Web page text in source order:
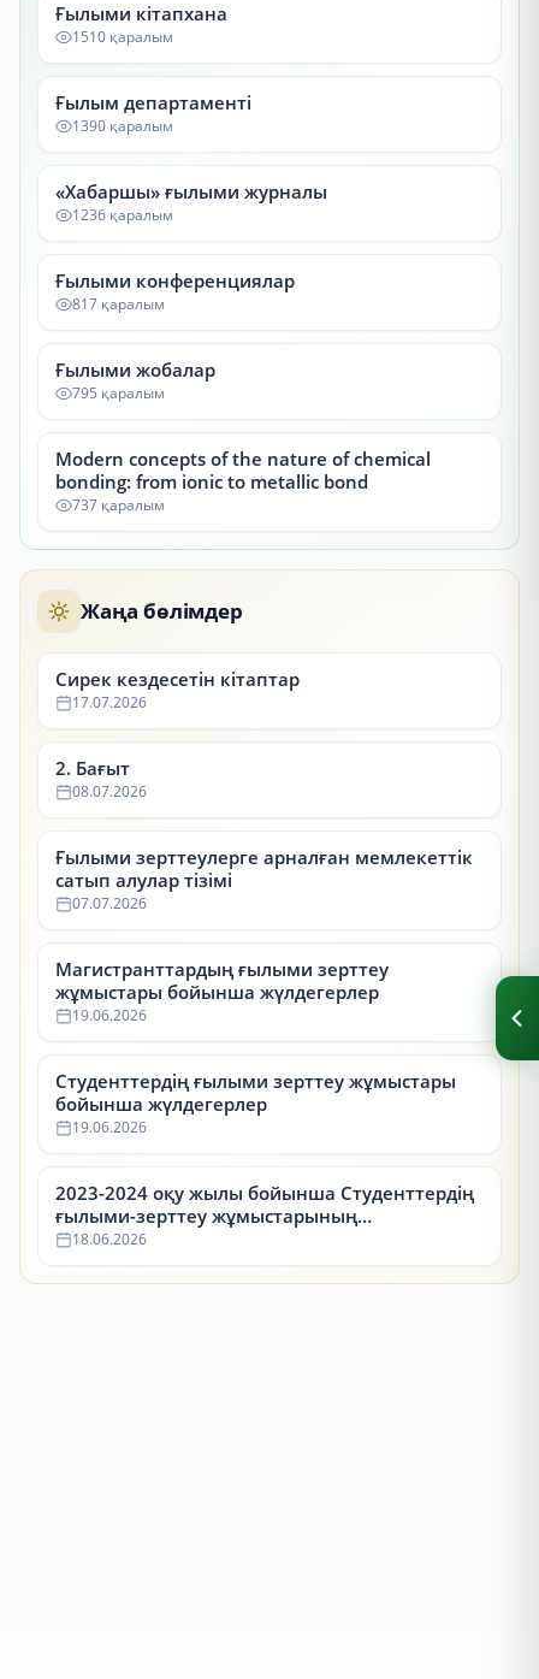
Ғылыми кітапхана
1510 қаралым
Ғылым департаменті
1390 қаралым
«Хабаршы» ғылыми журналы
1236 қаралым
Ғылыми конференциялар
817 қаралым
Ғылыми жобалар
795 қаралым
Modern concepts of the nature of chemical
bonding: from ionic to metallic bond
737 қаралым
Жаңа бөлімдер
Сирек кездесетін кітаптар
17.07.2026
2. Бағыт
08.07.2026
Ғылыми зерттеулерге арналған мемлекеттік
сатып алулар тізімі
07.07.2026
Магистранттардың ғылыми зерттеу
жұмыстары бойынша жүлдегерлер
19.06.2026
Студенттердің ғылыми зерттеу жұмыстары
бойынша жүлдегерлер
19.06.2026
2023-2024 оқу жылы бойынша Студенттердің
ғылыми-зерттеу жұмыстарының
республикалық конкурсының (СҒЗЖ)
18.06.2026